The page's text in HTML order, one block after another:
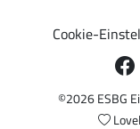
Cookie-
©2026 ESBG